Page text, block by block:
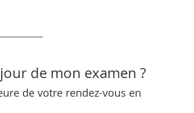
de mon examen ?
de votre rendez-vous en